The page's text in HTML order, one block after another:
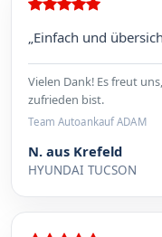
„Einfach und
Vielen Dank! Es freut
zufrieden bist.
Team Autoankauf ADAM
N. aus Krefeld
HYUNDAI TUCSON